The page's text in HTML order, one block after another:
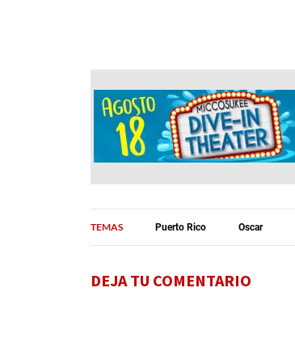
TEMAS Puerto Rico Oscar
DEJA TU COMENTARIO